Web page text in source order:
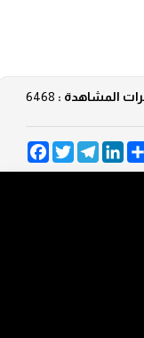
المشاهدة : 6468
FacebookTwitter
TelegramLinkedIn